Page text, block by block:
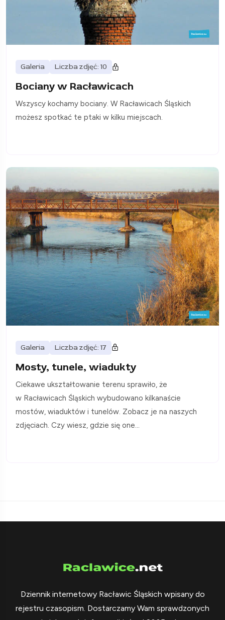
Galeria Liczba zdjęć: 10
Bociany w Racławicach
Wszyscy kochamy bociany. W Racławicach Śląskich
możesz spotkać te ptaki w kilku miejscach.
Galeria Liczba zdjęć: 17
Mosty, tunele, wiadukty
Ciekawe ukształtowanie terenu sprawiło, że
w Racławicach Śląskich wybudowano kilkanaście
mostów, wiaduktów i tunelów. Zobacz je na naszych
zdjęciach. Czy wiesz, gdzie się one...
Dziennik internetowy Racławic Śląskich wpisany do
rejestru czasopism. Dostarczamy Wam sprawdzonych